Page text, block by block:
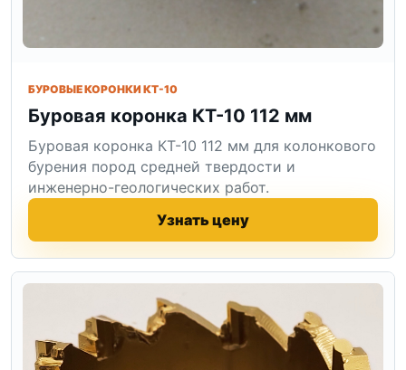
БУРОВЫЕ КОРОНКИ КТ-10
Буровая коронка КТ-10 112 мм
Буровая коронка КТ-10 112 мм для колонкового
бурения пород средней твердости и
инженерно-геологических работ.
Узнать цену